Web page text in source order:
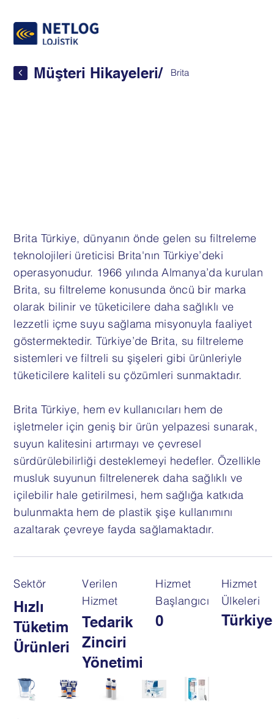
Brita
/
Müşteri Hikayeleri
Brita Türkiye, dünyanın önde gelen su filtreleme
teknolojileri üreticisi Brita'nın Türkiye’deki
operasyonudur. 1966 yılında Almanya’da kurulan
Brita, su filtreleme konusunda öncü bir marka
olarak bilinir ve tüketicilere daha sağlıklı ve
lezzetli içme suyu sağlama misyonuyla faaliyet
göstermektedir. Türkiye’de Brita, su filtreleme
sistemleri ve filtreli su şişeleri gibi ürünleriyle
tüketicilere kaliteli su çözümleri sunmaktadır.
Brita Türkiye, hem ev kullanıcıları hem de
işletmeler için geniş bir ürün yelpazesi sunarak,
suyun kalitesini artırmayı ve çevresel
sürdürülebilirliği desteklemeyi hedefler. Özellikle
musluk suyunun filtrelenerek daha sağlıklı ve
içilebilir hale getirilmesi, hem sağlığa katkıda
bulunmakta hem de plastik şişe kullanımını
azaltarak çevreye fayda sağlamaktadır.
Sektör
Hızlı
Tüketim
Ürünleri
Verilen
Hizmet
Tedarik
Zinciri
Yönetimi
Hizmet
Başlangıcı
0
Hizmet
Ülkeleri
Türkiye